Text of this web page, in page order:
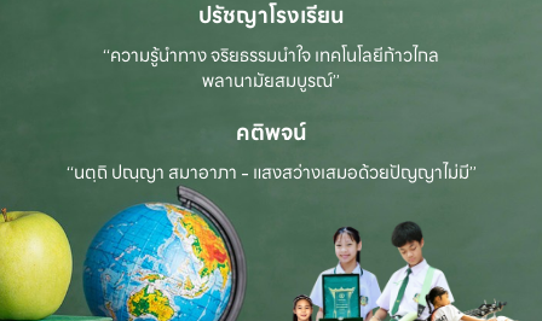
ปรัชญาโรงเรียน
“ความรู้นำทาง จริยธรรมนำใจ เทคโนโลยีก้าวไกล
พลานามัยสมบูรณ์”
คติพจน์
“นตฺถิ ปณฺญา สมาอาภา - แสงสว่างเสมอด้วยปัญญาไม่มี”